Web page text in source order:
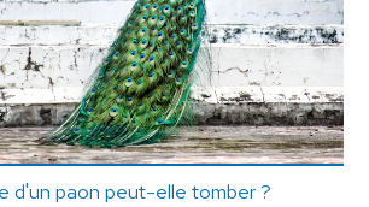
d'un paon peut-elle tomber ?